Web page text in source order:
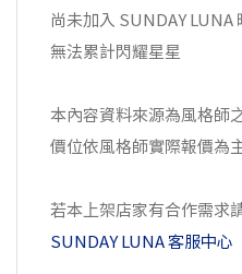
尚未加入 SUNDAY LUNA
無法累計閃耀星星
本內容資料來源為風格師
價位依風格師實際報價為
若本上架店家有合作需求
SUNDAY LUNA 客服中心